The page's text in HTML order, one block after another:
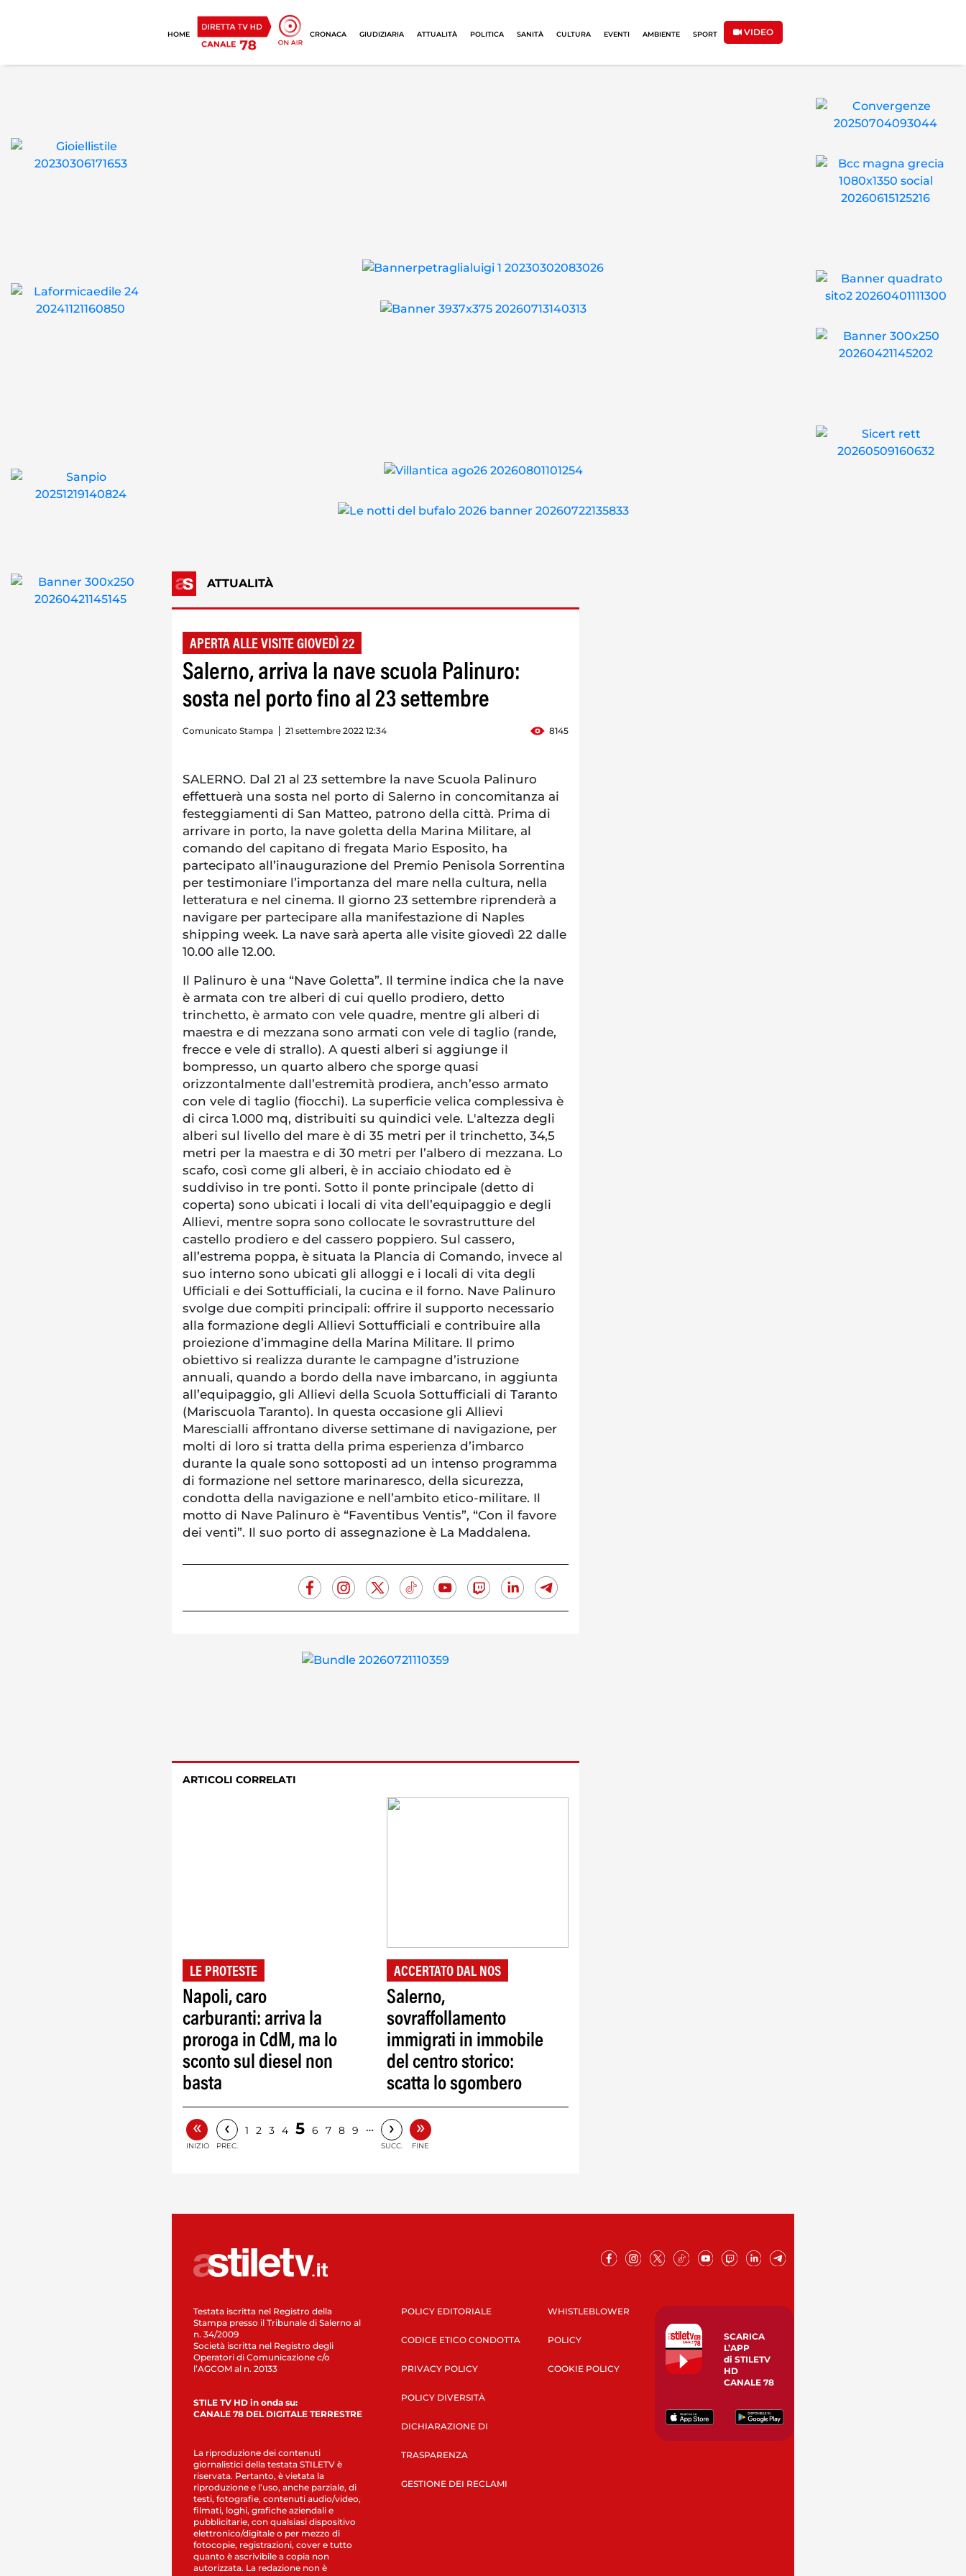
HOME CRONACA GIUDIZIARIA ATTUALITÀ POLITICA SANITÀ CULTURA EVENTI AMBIENTE SPORT VIDEO
ATTUALITÀ
APERTA ALLE VISITE GIOVEDÌ 22
Salerno, arriva la nave scuola Palinuro:
sosta nel porto fino al 23 settembre
Comunicato Stampa 21 settembre 2022 12:34 8145
SALERNO. Dal 21 al 23 settembre la nave Scuola Palinuro
effettuerà una sosta nel porto di Salerno in concomitanza ai
festeggiamenti di San Matteo, patrono della città. Prima di
arrivare in porto, la nave goletta della Marina Militare, al
comando del capitano di fregata Mario Esposito, ha
partecipato all’inaugurazione del Premio Penisola Sorrentina
per testimoniare l’importanza del mare nella cultura, nella
letteratura e nel cinema. Il giorno 23 settembre riprenderà a
navigare per partecipare alla manifestazione di Naples
shipping week. La nave sarà aperta alle visite giovedì 22 dalle
10.00 alle 12.00.
Il Palinuro è una “Nave Goletta”. Il termine indica che la nave
è armata con tre alberi di cui quello prodiero, detto
trinchetto, è armato con vele quadre, mentre gli alberi di
maestra e di mezzana sono armati con vele di taglio (rande,
frecce e vele di strallo). A questi alberi si aggiunge il
bompresso, un quarto albero che sporge quasi
orizzontalmente dall’estremità prodiera, anch’esso armato
con vele di taglio (fiocchi). La superficie velica complessiva è
di circa 1.000 mq, distribuiti su quindici vele. L'altezza degli
alberi sul livello del mare è di 35 metri per il trinchetto, 34,5
metri per la maestra e di 30 metri per l’albero di mezzana. Lo
scafo, così come gli alberi, è in acciaio chiodato ed è
suddiviso in tre ponti. Sotto il ponte principale (detto di
coperta) sono ubicati i locali di vita dell’equipaggio e degli
Allievi, mentre sopra sono collocate le sovrastrutture del
castello prodiero e del cassero poppiero. Sul cassero,
all’estrema poppa, è situata la Plancia di Comando, invece al
suo interno sono ubicati gli alloggi e i locali di vita degli
Ufficiali e dei Sottufficiali, la cucina e il forno. Nave Palinuro
svolge due compiti principali: offrire il supporto necessario
alla formazione degli Allievi Sottufficiali e contribuire alla
proiezione d’immagine della Marina Militare. Il primo
obiettivo si realizza durante le campagne d’istruzione
annuali, quando a bordo della nave imbarcano, in aggiunta
all’equipaggio, gli Allievi della Scuola Sottufficiali di Taranto
(Mariscuola Taranto). In questa occasione gli Allievi
Marescialli affrontano diverse settimane di navigazione, per
molti di loro si tratta della prima esperienza d’imbarco
durante la quale sono sottoposti ad un intenso programma
di formazione nel settore marinaresco, della sicurezza,
condotta della navigazione e nell’ambito etico-militare. Il
motto di Nave Palinuro è “Faventibus Ventis”, “Con il favore
dei venti”. Il suo porto di assegnazione è La Maddalena.
ARTICOLI CORRELATI
LE PROTESTE
Napoli, caro
carburanti: arriva la
proroga in CdM, ma lo
sconto sul diesel non
basta
ACCERTATO DAL NOS
Salerno,
sovraffollamento
immigrati in immobile
del centro storico:
scatta lo sgombero
«
INIZIO
‹
PREC.
1 2 3 4 5 6 7 8 9 … ›
SUCC.
»
FINE
Testata iscritta nel Registro della
Stampa presso il Tribunale di Salerno al
n. 34/2009
Società iscritta nel Registro degli
Operatori di Comunicazione c/o
l’AGCOM al n. 20133
STILE TV HD in onda su:
CANALE 78 DEL DIGITALE TERRESTRE
La riproduzione dei contenuti
giornalistici della testata STILETV è
riservata. Pertanto, è vietata la
riproduzione e l’uso, anche parziale, di
testi, fotografie, contenuti audio/video,
filmati, loghi, grafiche aziendali e
pubblicitarie, con qualsiasi dispositivo
elettronico/digitale o per mezzo di
fotocopie, registrazioni, cover e tutto
quanto è ascrivibile a copia non
autorizzata. La redazione non è
POLICY EDITORIALE
CODICE ETICO CONDOTTA
PRIVACY POLICY
POLICY DIVERSITÀ
DICHIARAZIONE DI
TRASPARENZA
GESTIONE DEI RECLAMI
WHISTLEBLOWER
POLICY
COOKIE POLICY
SCARICA
L’APP
di STILETV
HD
CANALE 78